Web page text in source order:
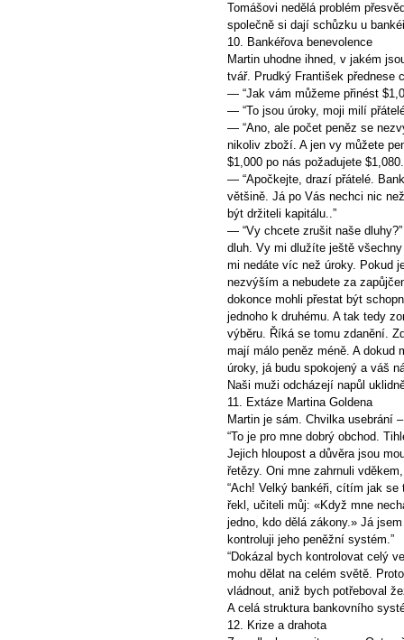
Tomášovi nedělá problém
společně si dají schůzku u
10. Bankéřova benevolence
Martin uhodne ihned, v jakém
tvář. Prudký František přednese
— “Jak vám můžeme přinést
— “To jsou úroky, moji milí
— “Ano, ale počet peněz se
nikoliv zboží. A jen vy můžete
$1,000 po nás požadujete
— “Apočkejte, drazí přátelé.
většině. Já po Vás nechci nic
být držiteli kapitálu..”
— “Vy chcete zrušit naše
dluh. Vy mi dlužíte ještě
mi nedáte víc než úroky. Pokud
nezvýším a nebudete za
dokonce mohli přestat být
jednoho k druhému. A tak tedy
výběru. Říká se tomu zdanění.
mají málo peněz méně. A dokud
úroky, já budu spokojený a váš
Naši muži odcházejí napůl
11. Extáze Martina Goldena
Martin je sám. Chvilka usebrání
“To je pro mne dobrý obchod.
Jejich hloupost a důvěra jsou
řetězy. Oni mne zahrnuli
“Ach! Velký bankéři, cítím jak
řekl, učiteli můj: «Když mne
jedno, kdo dělá zákony.» Já
kontroluji jeho peněžní systém.”
“Dokázal bych kontrolovat celý
mohu dělat na celém světě.
vládnout, aniž bych potřeboval
A celá struktura bankovního
12. Krize a drahota